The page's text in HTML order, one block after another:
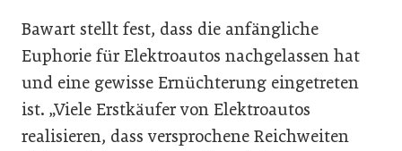
Bawart stellt fest, dass die anfängliche
Euphorie für Elektroautos nachgelassen hat
und eine gewisse Ernüchterung eingetreten
ist. „Viele Erstkäufer von Elektroautos
realisieren, dass versprochene Reichweiten